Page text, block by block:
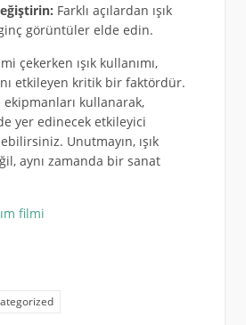
Farklı açılardan ışık
görüntüler elde edin.
çekerken ışık kullanımı,
etkileyen kritik bir faktördür.
kullanarak,
yer edinecek etkileyici
Unutmayın, ışık
aynı zamanda bir sanat
filmi